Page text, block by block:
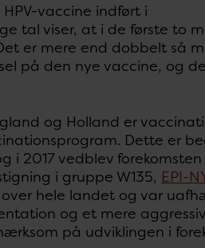
vaccine indført i
tal viser, at i de første to
er mere end dobbelt så
på den nye vaccine, og
og Holland er
Dette er
i 2017 vedblev
i gruppe W135, EPI-
hele landet og var
og et mere
på udviklingen i